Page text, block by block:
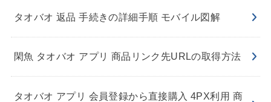
タオバオ 返品 手続きの詳細手順 モバイル図解
閑魚 タオバオ アプリ 商品リンク先URLの取得方法
タオバオ アプリ 会員登録から直接購入 4PX利用 商